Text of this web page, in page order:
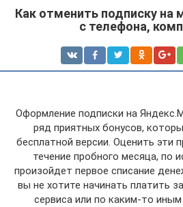
Как отменить подписку на
с телефона,
Оформление подписки на
ряд приятных бонусов,
бесплатной версии. Оценить эти
течение пробного месяца, по
произойдет первое списание
вы не хотите начинать платить
сервиса или по каким-то